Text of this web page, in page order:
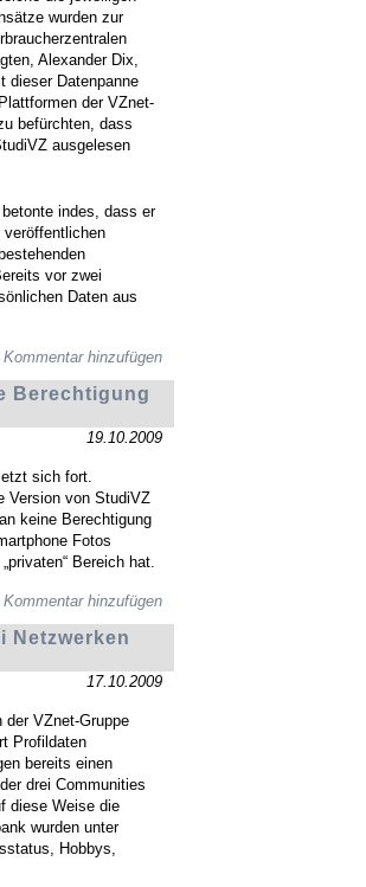
wurden zur
Alexander Dix,
dieser Datenpanne
der VZnet-
befürchten, dass
ausgelesen
indes, dass er
vor zwei
Daten aus
Kommentar hinzufügen
Berechtigung
19.10.2009
sich fort.
Version von StudiVZ
keine Berechtigung
Fotos
Bereich hat.
Kommentar hinzufügen
Netzwerken
17.10.2009
VZnet-Gruppe
Profildaten
bereits einen
drei Communities
diese Weise die
wurden unter
Hobbys,